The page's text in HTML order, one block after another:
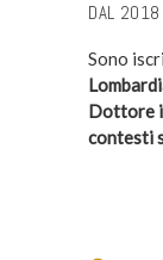
DAL 2018
Sono
Dottore
contesti